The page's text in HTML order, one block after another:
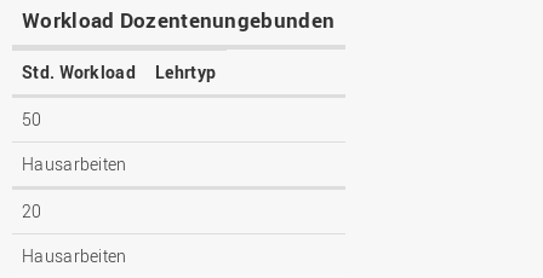
Workload Dozentenungebunden
Std. Workload Lehrtyp
50
Hausarbeiten
20
Hausarbeiten